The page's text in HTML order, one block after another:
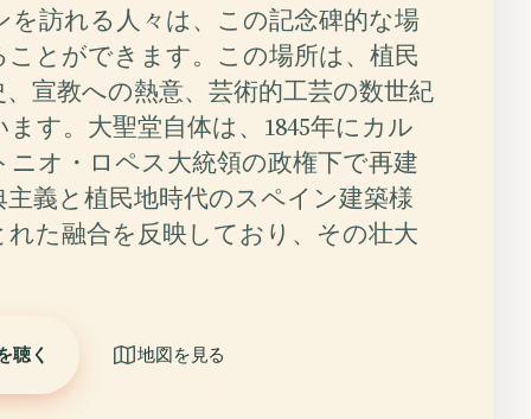
を訪れる人々は、この記念碑的な場
ことができます。この場所は、植民
宣教への熱意、芸術的工芸の数世紀
す。大聖堂自体は、1845年にカル
ニオ・ロペス大統領の政権下で再建
義と植民地時代のスペイン建築様
れた融合を反映しており、その壮大
聴く 地図を見る